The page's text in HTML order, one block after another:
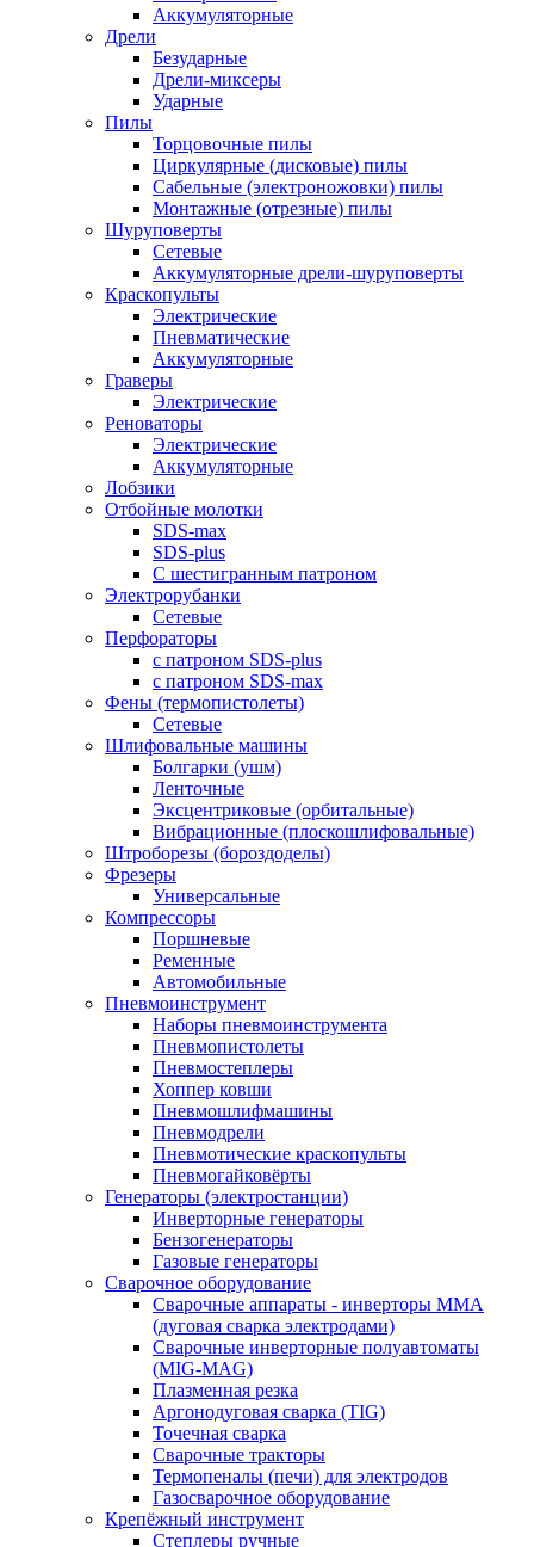
Аккумуляторные
Дрели
Безударные
Дрели-миксеры
Ударные
Пилы
Торцовочные пилы
Циркулярные (дисковые) пилы
Сабельные (электроножовки) пилы
Монтажные (отрезные) пилы
Шуруповерты
Сетевые
Аккумуляторные дрели-шуруповерты
Краскопульты
Электрические
Пневматические
Аккумуляторные
Граверы
Электрические
Реноваторы
Электрические
Аккумуляторные
Лобзики
Отбойные молотки
SDS-max
SDS-plus
С шестигранным патроном
Электрорубанки
Сетевые
Перфораторы
с патроном SDS-plus
с патроном SDS-max
Фены (термопистолеты)
Сетевые
Шлифовальные машины
Болгарки (ушм)
Ленточные
Эксцентриковые (орбитальные)
Вибрационные (плоскошлифовальные)
Штроборезы (бороздоделы)
Фрезеры
Универсальные
Компрессоры
Поршневые
Ременные
Автомобильные
Пневмоинструмент
Наборы пневмоинструмента
Пневмопистолеты
Пневмостеплеры
Хоппер ковши
Пневмошлифмашины
Пневмодрели
Пневмотические краскопульты
Пневмогайковёрты
Генераторы (электростанции)
Инверторные генераторы
Бензогенераторы
Газовые генераторы
Сварочное оборудование
Сварочные аппараты - инверторы ММА
(дуговая сварка электродами)
Сварочные инверторные полуавтоматы
(MIG-MAG)
Плазменная резка
Аргонодуговая сварка (TIG)
Точечная сварка
Сварочные тракторы
Термопеналы (печи) для электродов
Газосварочное оборудование
Крепёжный инструмент
Степлеры ручные